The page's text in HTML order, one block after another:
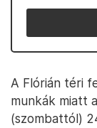
A Flórián téri
munkák miatt
(szombattól)